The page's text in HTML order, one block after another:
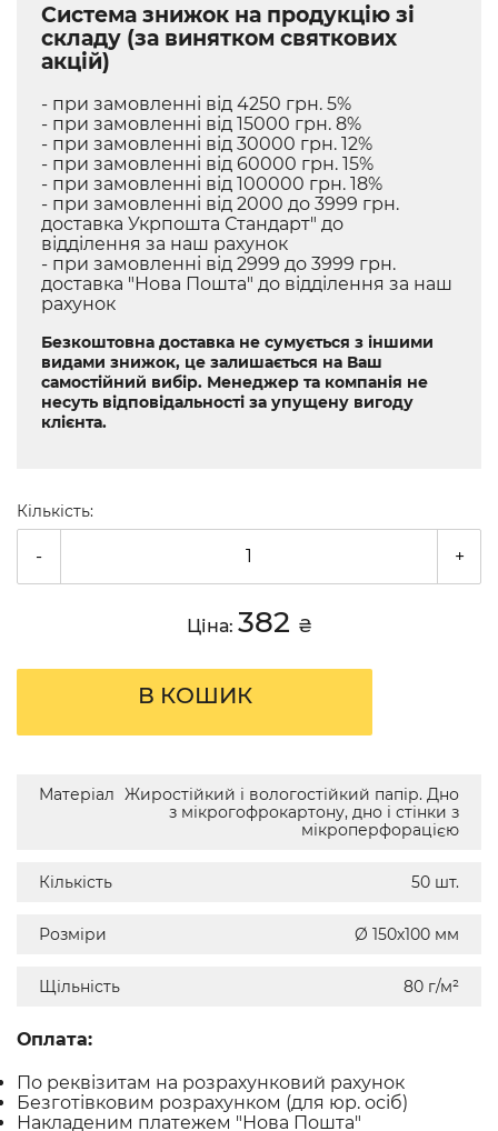
Система знижок на продукцію зі
складу (за винятком святкових
акцій)
- при замовленні від 4250 грн. 5%
- при замовленні від 15000 грн. 8%
- при замовленні від 30000 грн. 12%
- при замовленні від 60000 грн. 15%
- при замовленні від 100000 грн. 18%
- при замовленні від 2000 до 3999 грн.
доставка Укрпошта Стандарт" до
відділення за наш рахунок
- при замовленні від 2999 до 3999 грн.
доставка "Нова Пошта" до відділення за наш
рахунок
Безкоштовна доставка не сумується з іншими
видами знижок, це залишається на Ваш
самостійний вибір. Менеджер та компанія не
несуть відповідальності за упущену вигоду
клієнта.
Кількість:
- +
Ціна: 382 ₴
В КОШИК
Матеріал Жиростійкий і вологостійкий папір. Дно
з мікрогофрокартону, дно і стінки з
мікроперфорацією
Кількість 50 шт.
Розміри Ø 150х100 мм
Щільність 80 г/м²
Оплата:
По реквізитам на розрахунковий рахунок
Безготівковим розрахунком (для юр. осіб)
Накладеним платежем "Нова Пошта"